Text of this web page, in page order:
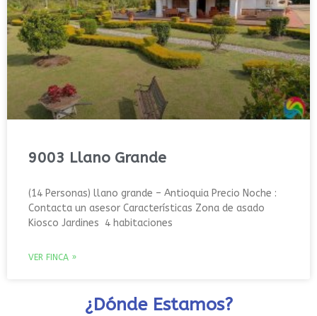
9003 Llano Grande
(14 Personas) llano grande – Antioquia Precio Noche :
Contacta un asesor Características Zona de asado
Kiosco Jardines 4 habitaciones
VER FINCA »
¿Dónde Estamos?